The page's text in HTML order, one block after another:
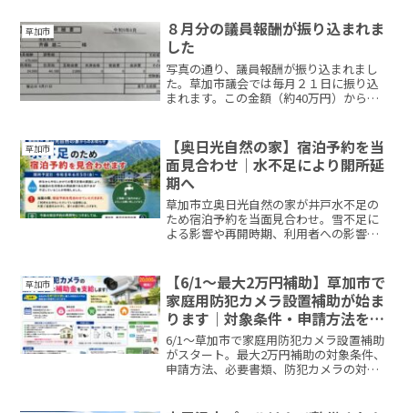
草加市
８月分の議員報酬が振り込まれま
した
写真の通り、議員報酬が振り込まれまし
た。草加市議会では毎月２１日に振り込
まれます。この金額（約40万円）から、
報酬は、一般の方の手取りでみると約32
万円にな...
草加市
【奥日光自然の家】宿泊予約を当
面見合わせ｜水不足により開所延
期へ
草加市立奥日光自然の家が井戸水不足の
ため宿泊予約を当面見合わせ。雪不足に
よる影響や再開時期、利用者への影響に
草加市
【6/1～最大2万円補助】草加市で
家庭用防犯カメラ設置補助が始ま
ります｜対象条件・申請方法を解
説
6/1～草加市で家庭用防犯カメラ設置補助
がスタート。最大2万円補助の対象条件、
申請方法、必要書類、防犯カメラの対象